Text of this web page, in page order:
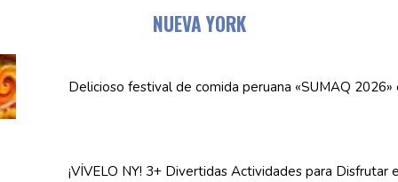
NUEVA YORK
Delicioso festival de comida peruana «SUMAQ
¡VÍVELO NY! 3+ Divertidas Actividadespara Disfrutar